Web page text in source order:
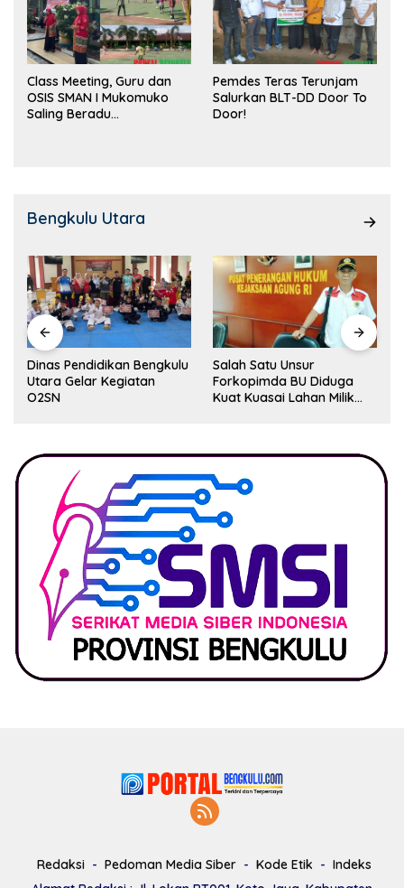
Class Meeting, Guru dan
OSIS SMAN I Mukomuko
Saling Beradu
Pemdes Teras Terunjam
Salurkan BLT-DD Door To
Door!
Bengkulu Utara
Dinas Pendidikan Bengkulu
Utara Gelar Kegiatan
O2SN
Salah Satu Unsur
Forkopimda BU Diduga
Kuat Kuasai Lahan Milik
Redaksi Pedoman Media Siber Kode Etik
Indeks